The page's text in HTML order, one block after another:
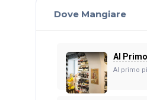
Dove Mangiare
Al
Al primo